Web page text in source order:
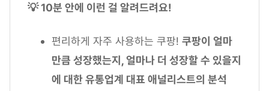
💡 10분 안에 이런 걸 알려드려요!
편리하게 자주 사용하는 쿠팡! 쿠팡이 얼마
만큼 성장했는지, 얼마나 더 성장할 수 있을지
에 대한 유통업계 대표 애널리스트의 분석